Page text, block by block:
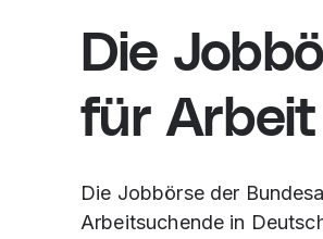
Die
für Arbeit
Die Jobbörse der
Arbeitsuchende in